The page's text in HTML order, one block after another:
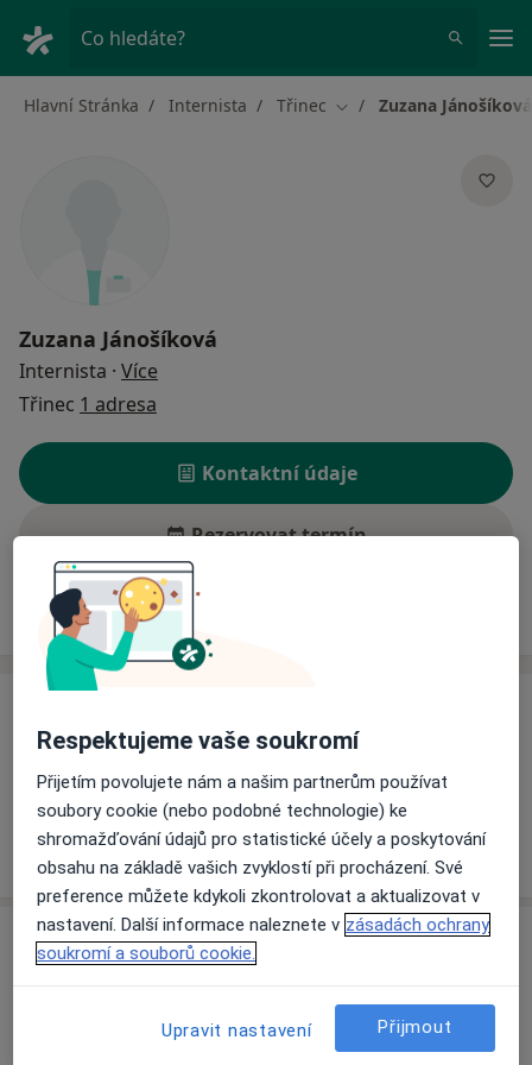
Co hledáte?
Hlavní Stránka Internista Třinec Změna města
Zuzana Jánošíková
Zuzana Jánošíková
Internista · Více
Třinec 1 adresa
Kontaktní údaje
Rezervovat termín
Ceník
Informace o službách a cenách nejsou k dispozici
Tento specialista ještě nepřidával žádné informace o
svých službách.
Adresa
Kaštanová 268, Třinec739 61
Respektujeme vaše soukromí
Přijetím povolujete nám a našim partnerům používat
soubory cookie (nebo podobné technologie) ke
shromažďování údajů pro statistické účely a poskytování
obsahu na základě vašich zvyklostí při procházení. Své
preference můžete kdykoli zkontrolovat a aktualizovat v
nastavení. Další informace naleznete v zásadách ochrany
soukromí a souborů cookie.
Upravit nastavení Přijmout